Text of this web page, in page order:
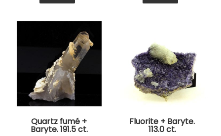
Quartz fumé +
Baryte. 191.5 ct.
Fluorite + Baryte.
113.0 ct.